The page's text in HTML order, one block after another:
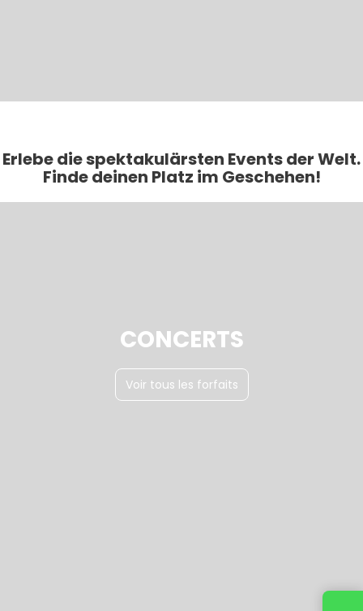
Erlebe die spektakulärsten Events der Welt.
Finde deinen Platz im Geschehen!
CONCERTS
Voir tous les forfaits